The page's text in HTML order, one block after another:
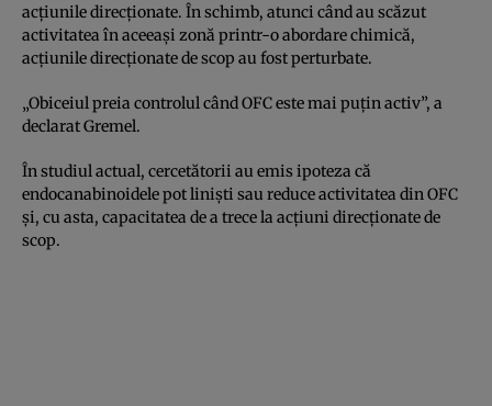
acţiunile direcţionate. În schimb, atunci când au scăzut
activitatea în aceeaşi zonă printr-o abordare chimică,
acţiunile direcţionate de scop au fost perturbate.
„Obiceiul preia controlul când OFC este mai puţin activ”, a
declarat Gremel.
În studiul actual, cercetătorii au emis ipoteza că
endocanabinoidele pot linişti sau reduce activitatea din OFC
şi, cu asta, capacitatea de a trece la acţiuni direcţionate de
scop.